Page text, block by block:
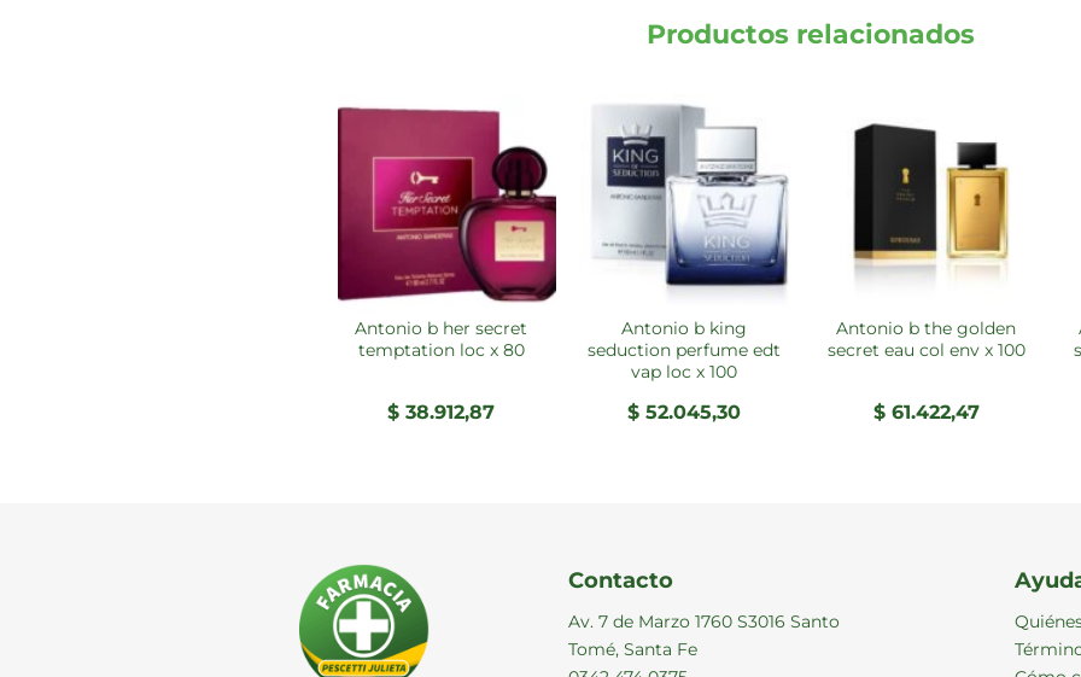
Productos relacionados
antonio b her secret
temptation loc x 80
$ 38.912,87
antonio b king
seduction perfume edt
vap loc x 100
$52.045,30
antonio b the golden
secret eau col env x 100
$61.422,47
Contacto
Av. 7 de Marzo 1760 S3016 Santo
Tomé, Santa Fe